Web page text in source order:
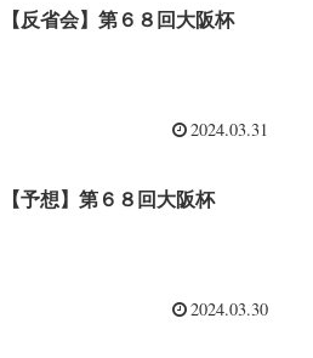
【反省会】第６８回大阪杯
2024.03.31
【予想】第６８回大阪杯
2024.03.30